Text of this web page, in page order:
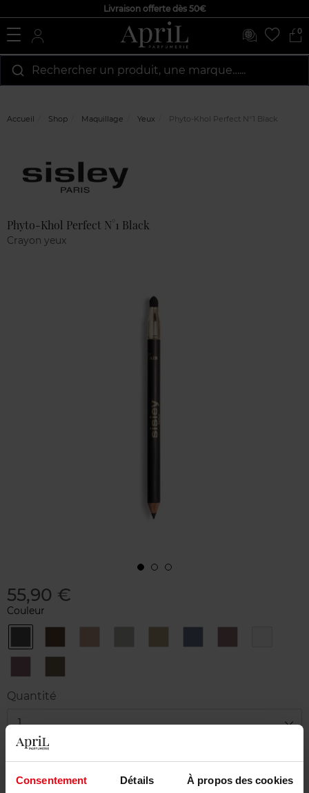
Consentement Détails À propos des cookies
Livraison offerte dès 50€
0
Rechercher un produit, une marque…...
Accueil Shop Maquillage Yeux Phyto-Khol Perfect N°1 Black
Phyto-Khol Perfect N°1 Black
Crayon yeux
55,90 €
Couleur
Black Ebony Brown Khaki Navy Plum
Purple Deep
Quantité
1
Livraison
En stock